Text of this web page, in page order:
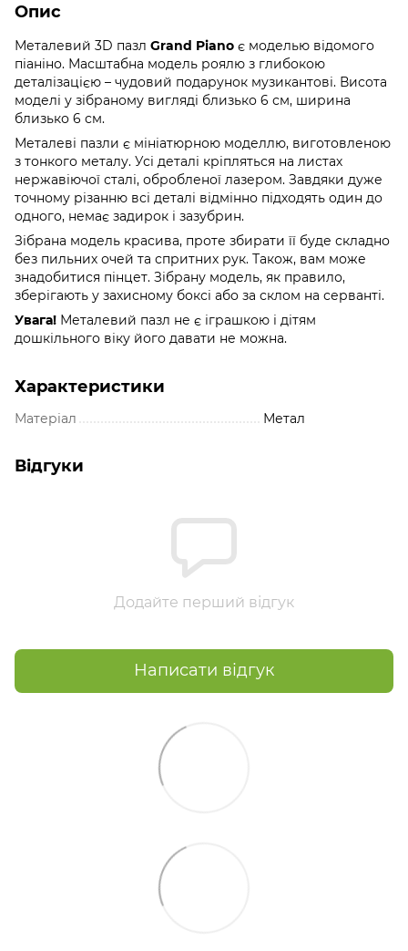
Опис
Металевий 3D пазл Grand Piano є моделью відомого
піаніно. Масштабна модель роялю з глибокою
деталізацією – чудовий подарунок музикантові. Висота
моделі у зібраному вигляді близько 6 см, ширина
близько 6 см.
Металеві пазли є мініатюрною моделлю, виготовленою
з тонкого металу. Усі деталі кріпляться на листах
нержавіючої сталі, обробленої лазером. Завдяки дуже
точному різанню всі деталі відмінно підходять один до
одного, немає задирок і зазубрин.
Зібрана модель красива, проте збирати її буде складно
без пильних очей та спритних рук. Також, вам може
знадобитися пінцет. Зібрану модель, як правило,
зберігають у захисному боксі або за склом на серванті.
Увага! Металевий пазл не є іграшкою і дітям
дошкільного віку його давати не можна.
Характеристики
Матеріал Метал
Відгуки
Додайте перший відгук
Написати відгук